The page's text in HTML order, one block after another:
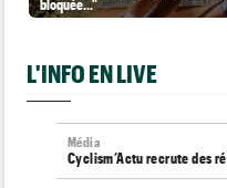
bloquée..."
L'INFO EN LIVE
Média
Cyclism’Actu recrute des